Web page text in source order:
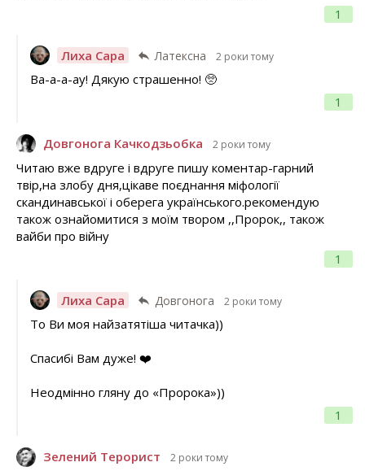
1
Лиха Сара Латексна 2 роки тому
1
Ва-а-а-ау! Дякую страшенно! 🥺
Довгонога Качкодзьобка 2 роки тому
1
Читаю вже вдруге і вдруге пишу коментар-гарний
твір,на злобу дня,цікаве поєднання міфології
скандинавської і оберега українського.рекомендую
також ознайомитися з моїм твором ,,Пророк,, також
вайби про війну
Лиха Сара Довгонога 2 роки тому
1
То Ви моя найзатятіша читачка))
Спасибі Вам дуже! ❤️
Неодмінно гляну до «Пророка»))
Зелений Терорист 2 роки тому